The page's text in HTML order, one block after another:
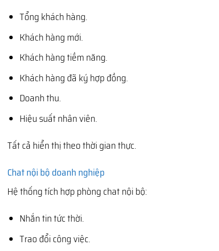
Tổng khách hàng.
Khách hàng mới.
Khách hàng tiềm năng.
Khách hàng đã ký hợp đồng.
Doanh thu.
Hiệu suất nhân viên.
Tất cả hiển thị theo thời gian thực.
Chat nội bộ doanh nghiệp
Hệ thống tích hợp phòng chat nội bộ:
Nhắn tin tức thời.
Trao đổi công việc.